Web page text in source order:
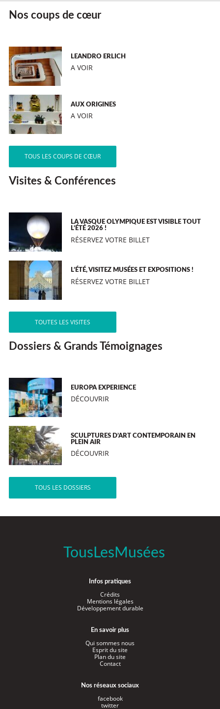
Nos coups de cœur
LEANDRO ERLICH
A VOIR
AUX ORIGINES
A VOIR
TOUS LES COUPS DE CŒUR
Visites & Conférences
LA VASQUE OLYMPIQUE EST VISIBLE TOUT
L’ÉTÉ 2026 !
RÉSERVEZ VOTRE BILLET
L’ÉTÉ, VISITEZ MUSÉES ET EXPOSITIONS !
RÉSERVEZ VOTRE BILLET
TOUTES LES VISITES
Dossiers & Grands Témoignages
EUROPA EXPERIENCE
DÉCOUVRIR
SCULPTURES D’ART CONTEMPORAIN EN
PLEIN AIR
DÉCOUVRIR
TOUS LES DOSSIERS
TousLesMusées
Infos pratiques
Crédits
Mentions légales
Développement durable
En savoir plus
Qui sommes nous
Esprit du site
Plan du site
Contact
Nos réseaux sociaux
facebook
twitter